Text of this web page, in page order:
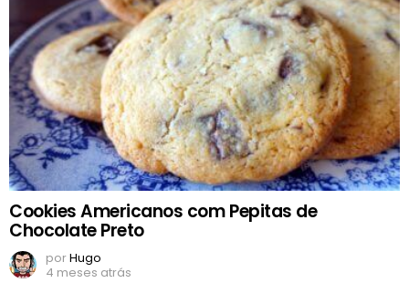
Cookies Americanos com Pepitas de
Chocolate Preto
porHugo
4 meses atrás